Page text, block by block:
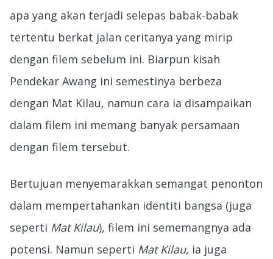
apa yang akan terjadi selepas babak-babak
tertentu berkat jalan ceritanya yang mirip
dengan filem sebelum ini. Biarpun kisah
Pendekar Awang ini semestinya berbeza
dengan Mat Kilau, namun cara ia disampaikan
dalam filem ini memang banyak persamaan
dengan filem tersebut.
Bertujuan menyemarakkan semangat penonton
dalam mempertahankan identiti bangsa (juga
seperti Mat Kilau), filem ini sememangnya ada
potensi. Namun seperti Mat Kilau, ia juga